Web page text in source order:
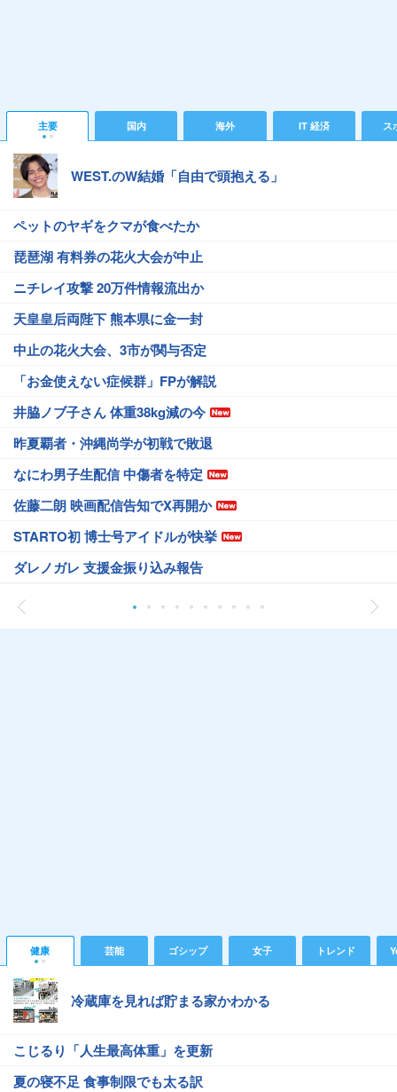
主要 国内 海外 IT 経済 ス
WEST.のW結婚「自由で頭抱える」
ペットのヤギをクマが食べたか
琵琶湖 有料券の花火大会が中止
ニチレイ攻撃 20万件情報流出か
天皇皇后両陛下 熊本県に金一封
中止の花火大会、3市が関与否定
「お金使えない症候群」FPが解説
井脇ノブ子さん 体重38kg減の今
昨夏覇者・沖縄尚学が初戦で敗退
なにわ男子生配信 中傷者を特定
佐藤二朗 映画配信告知でX再開か
STARTO初 博士号アイドルが快挙
ダレノガレ 支援金振り込み報告
健康 芸能 ゴシップ 女子 トレンド
冷蔵庫を見れば貯まる家かわかる
こじるり「人生最高体重」を更新
夏の寝不足 食事制限でも太る訳